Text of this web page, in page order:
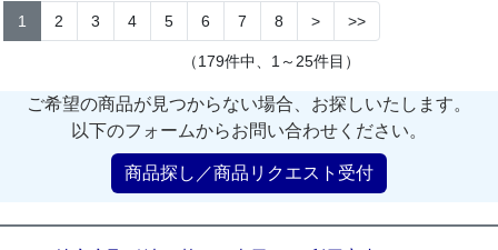
1 2 3 4 5 6 7 8 > >>
（179件中、1～25件目）
ご希望の商品が見つからない場合、お探しいたします。
以下のフォームからお問い合わせください。
商品探し／商品リクエスト受付